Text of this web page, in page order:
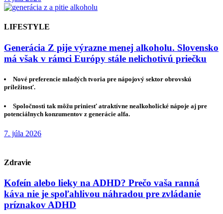
LIFESTYLE
Generácia Z pije výrazne menej alkoholu. Slovensko
má však v rámci Európy stále nelichotivú priečku
Nové preferencie mladých tvoria pre nápojový sektor obrovskú
príležitosť.
Spoločnosti tak môžu priniesť atraktívne nealkoholické nápoje aj pre
potenciálnych konzumentov z generácie alfa.
7. júla 2026
Zdravie
Kofeín alebo lieky na ADHD? Prečo vaša ranná
káva nie je spoľahlivou náhradou pre zvládanie
príznakov ADHD